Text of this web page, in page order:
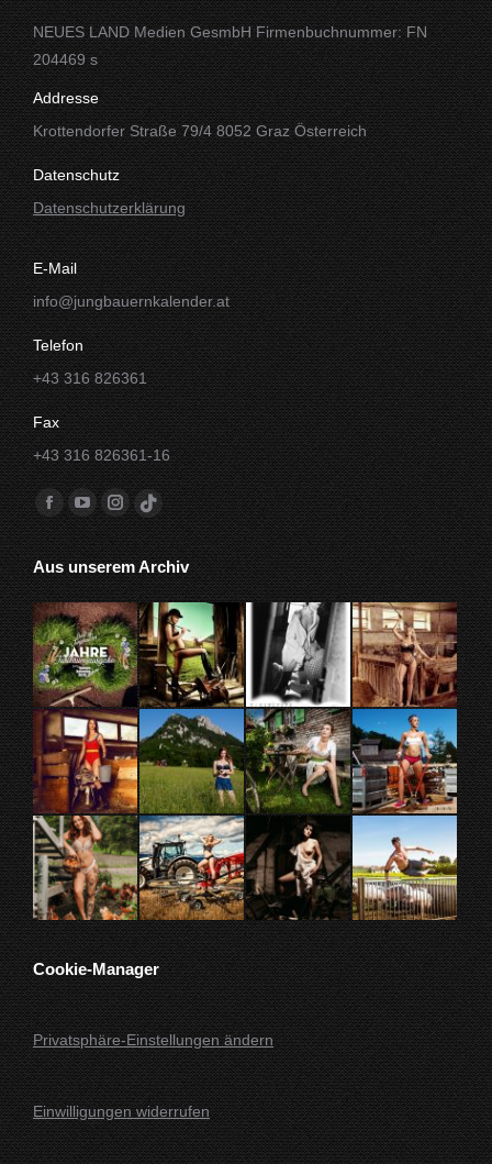
NEUES LAND Medien GesmbH Firmenbuchnummer: FN
204469 s
Addresse
Krottendorfer Straße 79/4 8052 Graz Österreich
Datenschutz
Datenschutzerklärung
E-Mail
info@jungbauernkalender.at
Telefon
+43 316 826361
Fax
+43 316 826361-16
Finde uns auf:
Facebook
Seite
wird
in
einem
neuen
Fenster
geöffnet
YouTube
Seite
wird
in
einem
neuen
Fenster
geöffnet
Instagram
Seite
wird
in
einem
neuen
Fenster
geöffnet
TikTok
Seite
wird
in
einem
neuen
Fenster
geöffnet
Aus unserem Archiv
Cookie-Manager
Privatsphäre-Einstellungen ändern
Einwilligungen widerrufen